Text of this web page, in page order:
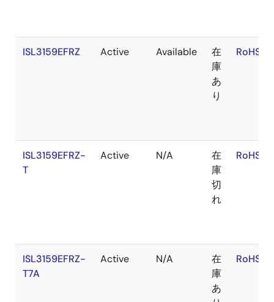
ISL3159EFRZ Active Available
在
庫
あ
り
RoHS:EN
ISL3159EFRZ-
T
Active N/A
在
庫
切
れ
RoHS:EN
ISL3159EFRZ-
T7A
Active N/A
在
庫
あ
RoHS:EN